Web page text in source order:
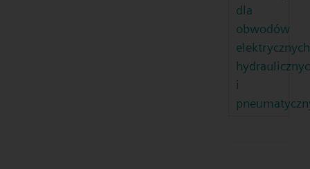
dla
obwodów
i